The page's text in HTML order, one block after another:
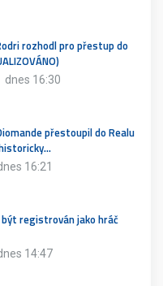
rozhodl pro přestup do
dnes 16:30
přestoupil do Realu
16:21
být registrován jako hráč
14:47